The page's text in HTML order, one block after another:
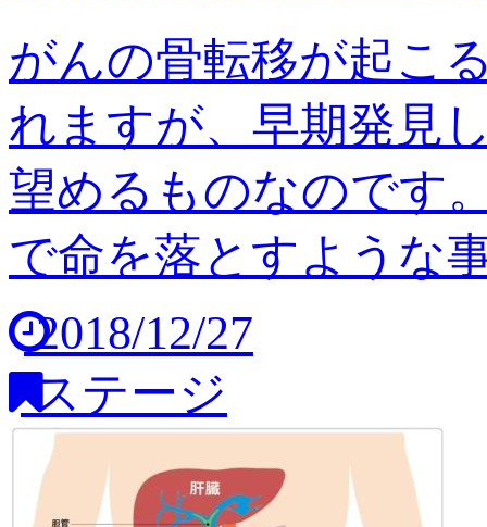
がんの骨転移が起こ
れますが、早期発見
望めるものなのです
で命を落とすような
2018/12/27
ステージ